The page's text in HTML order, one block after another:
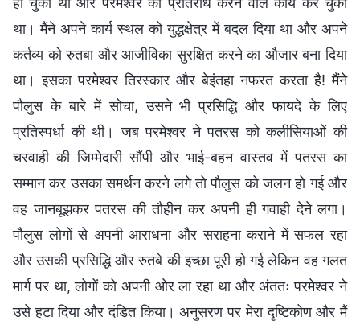
था। मैंने अपने कार्य स्थल को युद्धक्षेत्र में बदल दिया था और अपने
कर्तव्य को रुतबा और आजीविका सुरक्षित करने का औजार बना दिया
था। इसका परमेश्वर तिरस्कार और बेइंतहा नफरत करता है! मैंने
पौलुस के बारे में सोचा, उसने भी प्रसिद्धि और फायदे के लिए
प्रतिस्पर्धा की थी। जब परमेश्वर ने पतरस को कलीसियाओं की
चरवाही की जिम्मेदारी सौंपी और भाई-बहन वास्तव में पतरस का
सम्मान कर उसका समर्थन करने लगे तो पौलुस को जलन हो गई और
वह जानबूझकर पतरस की तौहीन कर अपनी ही गवाही देने लगा।
पौलुस लोगों से अपनी आराधना और सराहना कराने में सफल रहा
और उसकी प्रसिद्धि और रुतबे की इच्छा पूरी हो गई लेकिन वह गलत
मार्ग पर था, लोगों को अपनी ओर ला रहा था और अंततः परमेश्वर ने
उसे हटा दिया और दंडित किया। अनुसरण पर मेरा दृष्टिकोण और मैं